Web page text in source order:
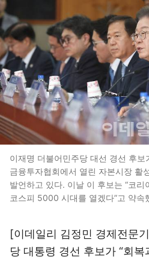
이재명 더불어민주당 대선 경선 후보
금융투자협회에서 열린 자본시장 활
발언하고 있다. 이날 이 후보는 “코리
코스피 5000 시대를 열겠다”고 약
[이데일리 김정민 경제전문
당 대통령 경선 후보가 “회